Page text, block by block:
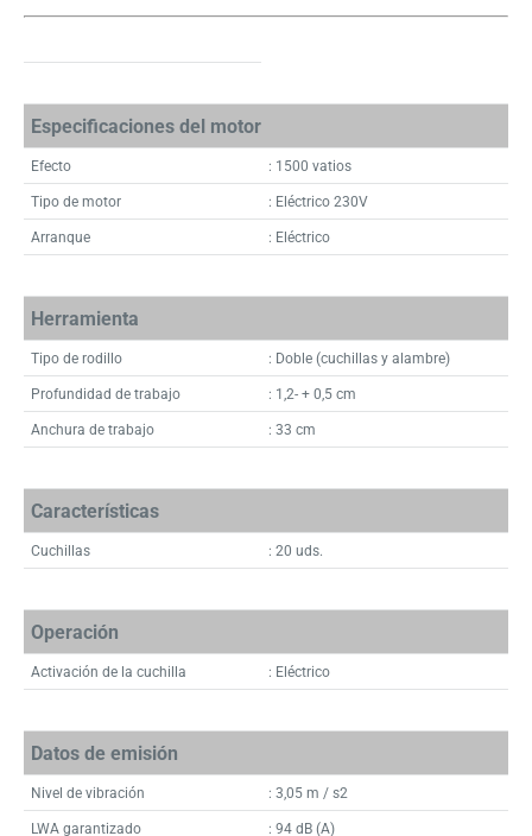
Especificaciones del motor
Efecto : 1500 vatios
Tipo de motor : Eléctrico 230V
Arranque : Eléctrico
Herramienta
Tipo de rodillo : Doble (cuchillas y alambre)
Profundidad de trabajo : 1,2- + 0,5 cm
Anchura de trabajo : 33 cm
Características
Cuchillas : 20 uds.
Operación
Activación de la cuchilla : Eléctrico
Datos de emisión
Nivel de vibración : 3,05 m / s2
LWA garantizado : 94 dB (A)